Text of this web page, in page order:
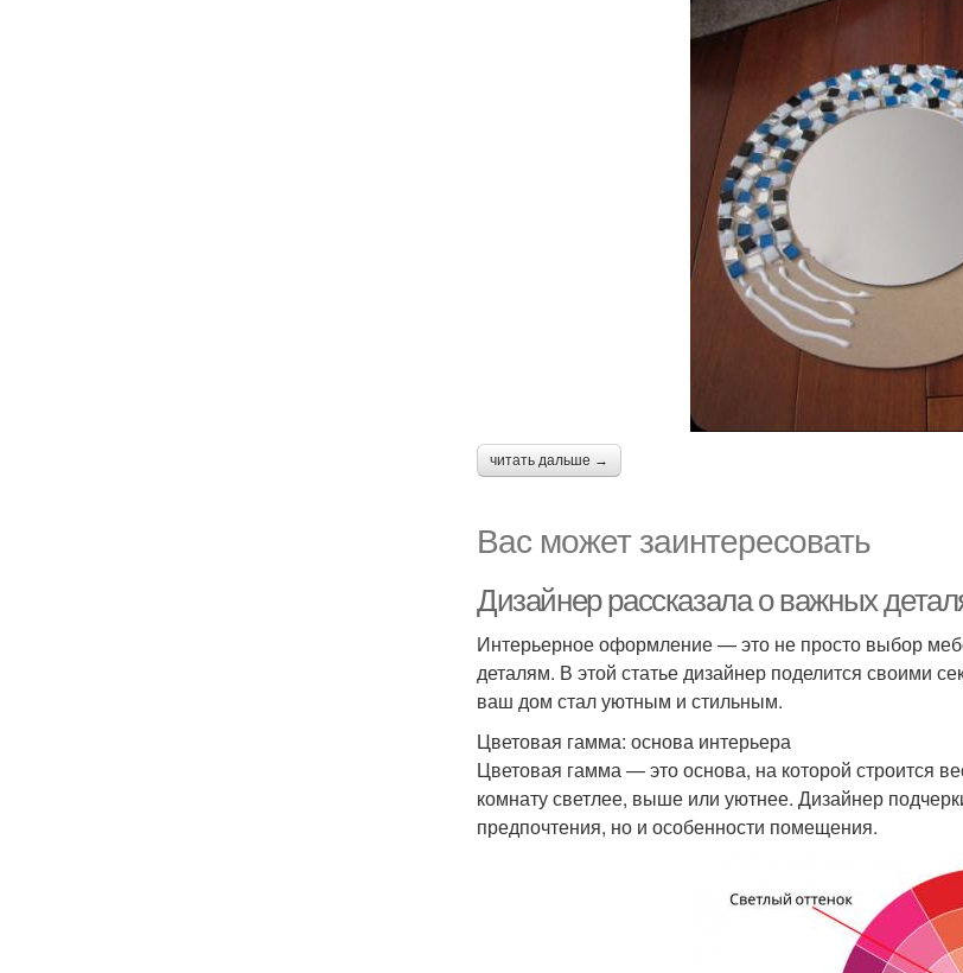
читать дальше →
Вас может заинтересовать
Дизайнер рассказала о важных
Интерьерное оформление — это не просто выбор
деталям. В этой статье дизайнер поделится своими
ваш дом стал уютным и стильным.
Цветовая гамма: основа интерьера
Цветовая гамма — это основа, на которой строится
комнату светлее, выше или уютнее. Дизайнер
предпочтения, но и особенности помещения.